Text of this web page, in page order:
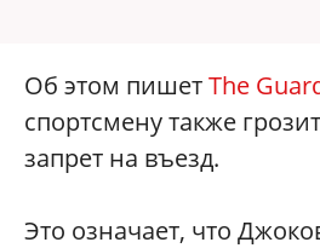
Об этом пишетThe
спортсмену также
запрет на въезд.
Это означает, что